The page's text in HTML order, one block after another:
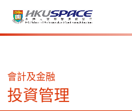
Main
會計及金融
投資管理